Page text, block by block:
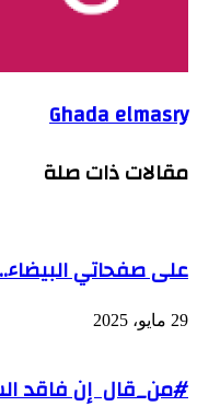
Ghada elmasry
مقالات ذات صلة
على صفحاتي
29 مايو، 2025
#من_قال إن فاقد